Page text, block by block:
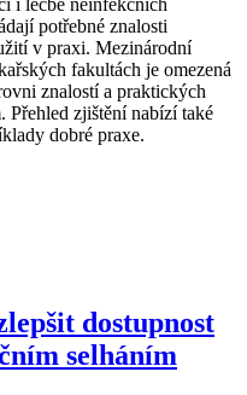
i léčbě neinfekčních
potřebné znalosti
v praxi. Mezinárodní
fakultách je omezená
znalostí a praktických
Přehled zjištění nabízí také
dobré praxe.
dostupnost
selháním